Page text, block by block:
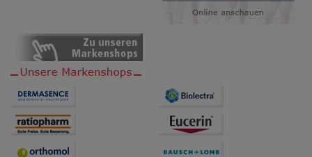
Verhaltensweisen (z.B. Spracheinstellung)
auch auf Ihre Bedürfnisse zugeschrittene Inhalte
anzuzeigen und unser Partnerprogramm zu
betreiben.
Hierüber lassen sich
Informationen über die Art und Weise der Nutzung
unserer Website sammeln, mit deren Hilfe wir unsere
Website weiter für Sie optimieren können, den Inhalt
auf unserer Website aber auch die Werbung auf
Drittseiten möglichst relevant für Sie zu gestalten.